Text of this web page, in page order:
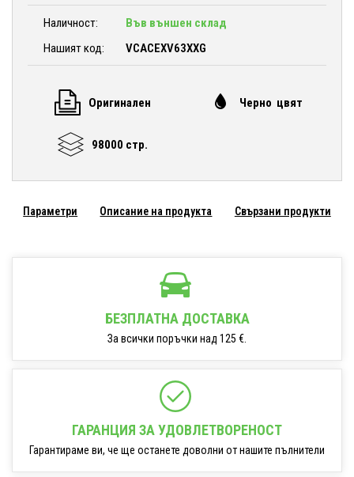
Наличност:
Във външен склад
Нашият код:
VCACEXV63XXG
Оригинален Черно цвят
98000 стр.
Параметри Описание на продукта Свързани продукти
БЕЗПЛАТНА ДОСТАВКА
За всички поръчки над 125 €.
ГАРАНЦИЯ ЗА УДОВЛЕТВОРЕНОСТ
Гарантираме ви, че ще останете доволни от нашите пълнители